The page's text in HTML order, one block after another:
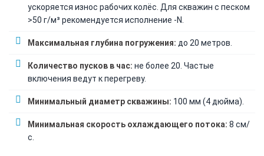
ускоряется износ рабочих колёс. Для скважин с песком
>50 г/м³ рекомендуется исполнение -N.
Максимальная глубина погружения: до 20 метров.
Количество пусков в час: не более 20. Частые
включения ведут к перегреву.
Минимальный диаметр скважины: 100 мм (4 дюйма).
Минимальная скорость охлаждающего потока: 8 см/
с.